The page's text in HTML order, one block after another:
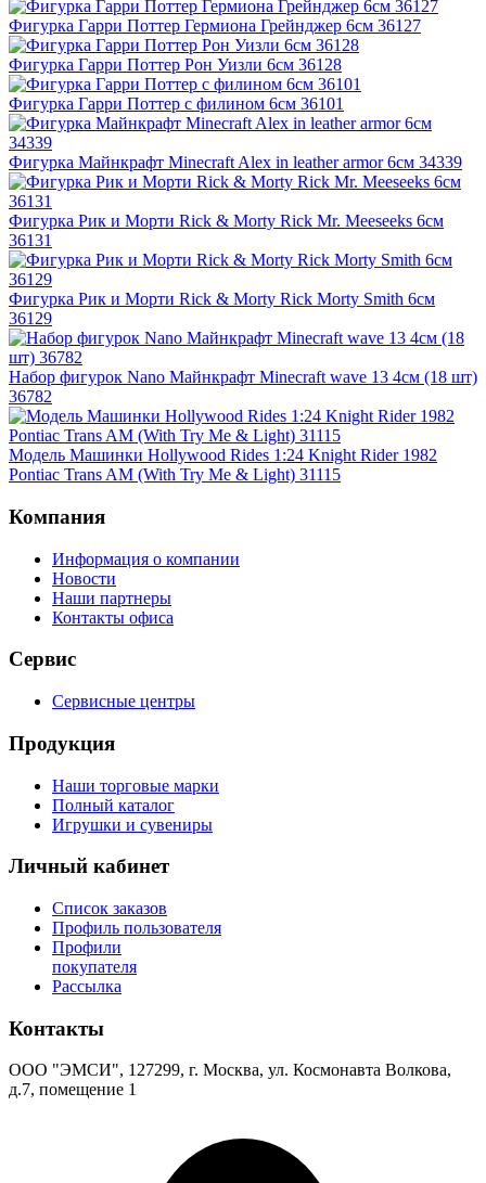
Фигурка Гарри Поттер Гермиона Грейнджер 6см 36127
Фигурка Гарри Поттер Рон Уизли 6см 36128
Фигурка Гарри Поттер с филином 6см 36101
Фигурка Майнкрафт Minecraft Alex in leather armor 6см 34339
Фигурка Рик и Морти Rick & Morty Rick Mr. Meeseeks 6см
36131
Фигурка Рик и Морти Rick & Morty Rick Morty Smith 6см
36129
Набор фигурок Nano Майнкрафт Minecraft wave 13 4см (18 шт)
36782
Модель Машинки Hollywood Rides 1:24 Knight Rider 1982
Pontiac Trans AM (With Try Me & Light) 31115
Компания
Информация о компании
Новости
Наши партнеры
Контакты офиса
Сервис
Сервисные центры
Продукция
Наши торговые марки
Полный каталог
Игрушки и сувениры
Личный кабинет
Список заказов
Профиль пользователя
Профили
покупателя
Рассылка
Контакты
ООО "ЭМСИ", 127299, г. Москва, ул. Космонавта Волкова,
д.7, помещение 1